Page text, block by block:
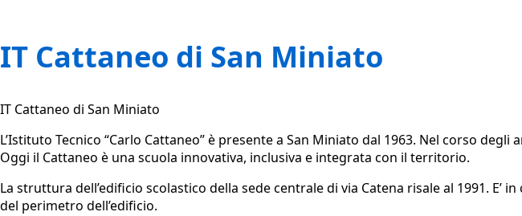
IT Cattaneo di San Miniato
IT Cattaneo di San Miniato
L’Istituto Tecnico “Carlo Cattaneo” è presente a San Miniato dal 1963. Nel corso
Oggi il Cattaneo è una scuola innovativa, inclusiva e integrata con il territorio.
La struttura dell’edificio scolastico della sede centrale di via Catena risale al 1991.
del perimetro dell’edificio.